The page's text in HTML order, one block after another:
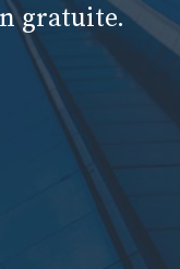
gratuite.